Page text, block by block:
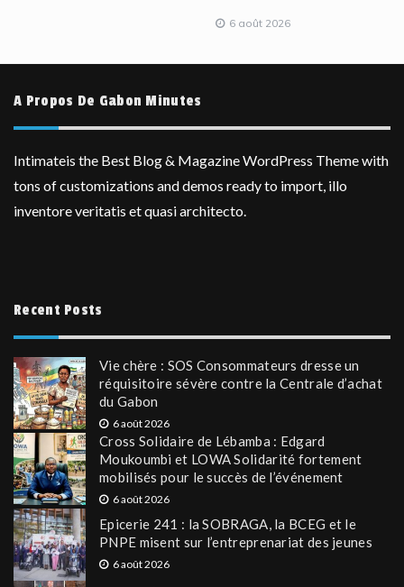
6 août 2026
A Propos De Gabon Minutes
Intimateis the Best Blog & Magazine WordPress Theme with
tons of customizations and demos ready to import, illo
inventore veritatis et quasi architecto.
Recent Posts
Vie chère : SOS Consommateurs dresse un
réquisitoire sévère contre la Centrale d’achat
du Gabon
6 août 2026
Cross Solidaire de Lébamba : Edgard
Moukoumbi et LOWA Solidarité fortement
mobilisés pour le succès de l’événement
6 août 2026
Epicerie 241 : la SOBRAGA, la BCEG et le
PNPE misent sur l’entreprenariat des jeunes
6 août 2026